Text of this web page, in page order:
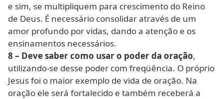
e sim, se multipliquem para crescimento do Reino
de Deus. É necessário consolidar através de um
amor profundo por vidas, dando a atenção e os
ensinamentos necessários.
8 – Deve saber como usar o poder da oração,
utilizando-se desse poder com freqüência. O próprio
Jesus foi o maior exemplo de vida de oração. Na
oração ele será fortalecido e também receberá a